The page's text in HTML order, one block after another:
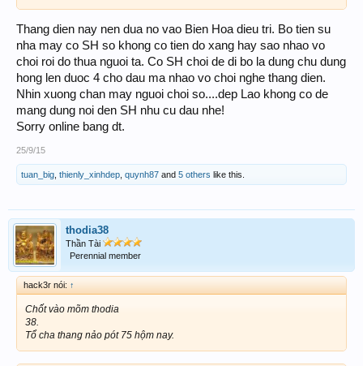
Thang dien nay nen dua no vao Bien Hoa dieu tri. Bo tien su
nha may co SH so khong co tien do xang hay sao nhao vo
choi roi do thua nguoi ta. Co SH choi de di bo la dung chu dung
hong len duoc 4 cho dau ma nhao vo choi nghe thang dien.
Nhin xuong chan may nguoi choi so....dep Lao khong co de
mang dung noi den SH nhu cu dau nhe!
Sorry online bang dt.
25/9/15
tuan_big thienly_xinhdep quynh87 and 5 others like this.
thodia38
Thần Tài
Perennial member
hack3r nói: ↑
Chốt vào mõm thodia
38.
Tổ cha thang nảo pót 75 hộm nay.